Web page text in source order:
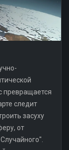
превращается
следит
засуху
от